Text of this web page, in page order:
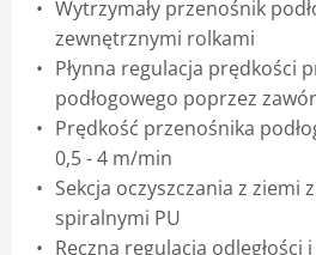
Wytrzymały przenośnik
zewnętrznymi rolkami
Płynna regulacja prędkości
podłogowego poprzez
Prędkość przenośnika
0,5 - 4 m/min
Sekcja oczyszczania z ziemi
spiralnymi PU
Ręczna regulacja odległości